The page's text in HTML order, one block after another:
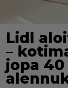
Lidl
–
jopa